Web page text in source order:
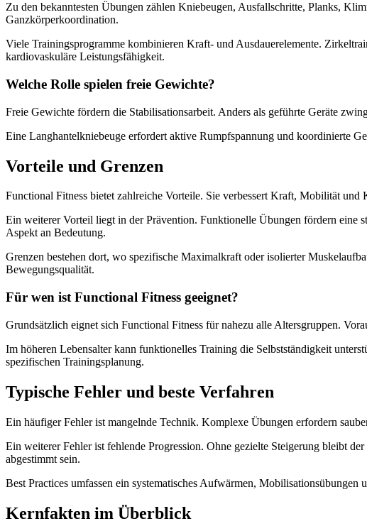
Zu den bekanntesten Übungen zählen Kniebeugen, Ausfallschritte, Planks,
Ganzkörperkoordination.
Viele Trainingsprogramme kombinieren Kraft- und Ausdauerelemente.
kardiovaskuläre Leistungsfähigkeit.
Welche Rolle spielen freie Gewichte?
Freie Gewichte fördern die Stabilisationsarbeit. Anders als geführte Geräte
Eine Langhantelkniebeuge erfordert aktive Rumpfspannung und koordinierte
Vorteile und Grenzen
Functional Fitness bietet zahlreiche Vorteile. Sie verbessert Kraft, Mobilität
Ein weiterer Vorteil liegt in der Prävention. Funktionelle Übungen fördern eine
Aspekt an Bedeutung.
Grenzen bestehen dort, wo spezifische Maximalkraft oder isolierter
Bewegungsqualität.
Für wen ist Functional Fitness geeignet?
Grundsätzlich eignet sich Functional Fitness für nahezu alle Altersgruppen.
Im höheren Lebensalter kann funktionelles Training die Selbstständigkeit
spezifischen Trainingsplanung.
Typische Fehler und beste Verfahren
Ein häufiger Fehler ist mangelnde Technik. Komplexe Übungen erfordern
Ein weiterer Fehler ist fehlende Progression. Ohne gezielte Steigerung bleibt
abgestimmt sein.
Best Practices umfassen ein systematisches Aufwärmen,
Kernfakten im Überblick